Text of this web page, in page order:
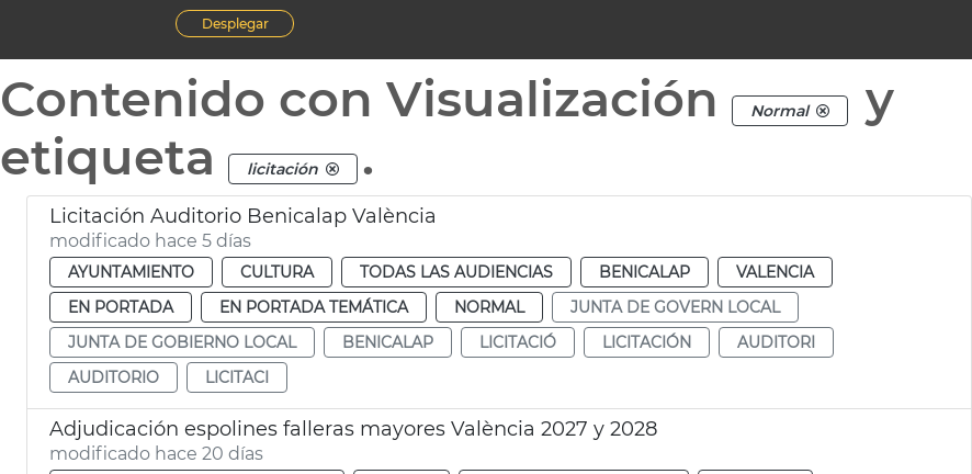
Desplegar
Contenido con Visualización Normal
y
etiqueta
licitación .
Licitación Auditorio Benicalap València
modificado hace 5 días
AYUNTAMIENTO CULTURA TODAS LAS AUDIENCIAS BENICALAP
VALENCIA
EN PORTADA
EN PORTADA TEMÁTICA NORMAL
JUNTA DE GOVERN LOCAL
JUNTA DE GOBIERNO LOCAL
BENICALAP LICITACIÓ LICITACIÓN
AUDITORI
AUDITORIO
LICITACI
Adjudicación espolines falleras mayores València 2027 y 2028
modificado hace 20 días